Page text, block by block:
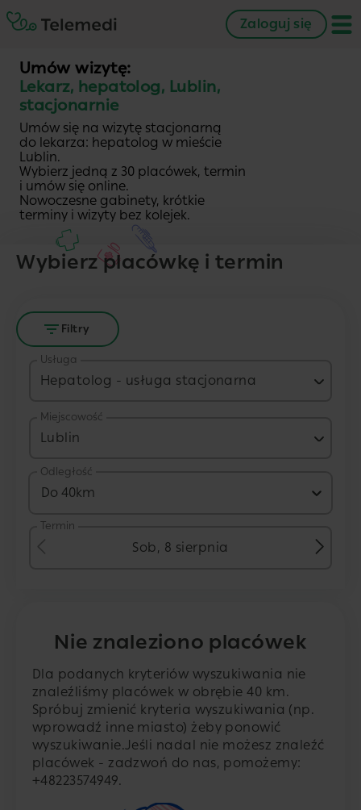
Zaloguj się
Umów wizytę:
Lekarz, hepatolog, Lublin,
stacjonarnie
Umów się na wizytę stacjonarną
do lekarza: hepatolog w mieście
Lublin.
Wybierz jedną z 30 placówek, termin
i umów się online.
Nowoczesne gabinety, krótkie
terminy i wizyty bez kolejek.
Wybierz placówkę i termin
Filtry
Usługa
Hepatolog - usługa stacjonarna
Miejscowość
Lublin
Odległość
Do 40km
Termin
Sob, 8 sierpnia
Nie znaleziono placówek
Dla podanych kryteriów wyszukiwania nie
znaleźliśmy placówek w obrębie 40 km.
Spróbuj zmienić kryteria wyszukiwania (np.
wprowadź inne miasto) żeby ponowić
wyszukiwanie.Jeśli nadal nie możesz znaleźć
placówek - zadzwoń do nas, pomożemy:
+48223574949.